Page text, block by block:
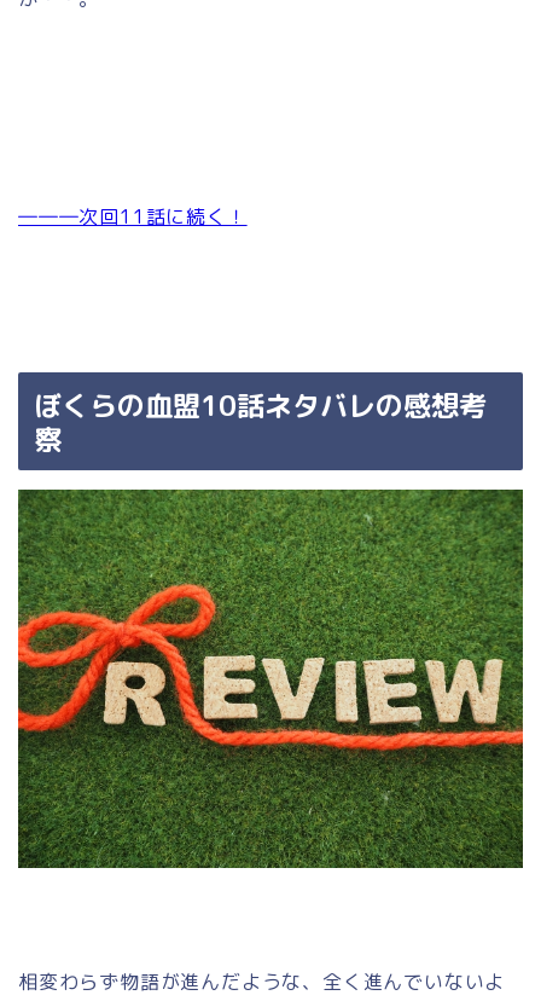
―――次回11話に続く！
ぼくらの血盟10話ネタバレの感想考
察
相変わらず物語が進んだような、全く進んでいないよ